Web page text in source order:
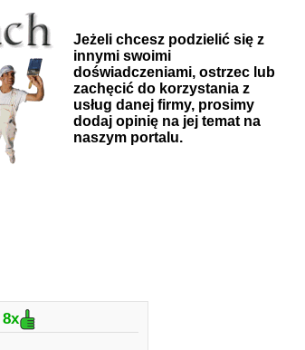
Jeżeli chcesz podzielić się z
innymi swoimi
doświadczeniami, ostrzec lub
zachęcić do korzystania z
usług danej firmy, prosimy
dodaj opinię na jej temat na
naszym portalu.
8x